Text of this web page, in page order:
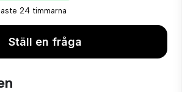
24 timmarna
Ställ en fråga